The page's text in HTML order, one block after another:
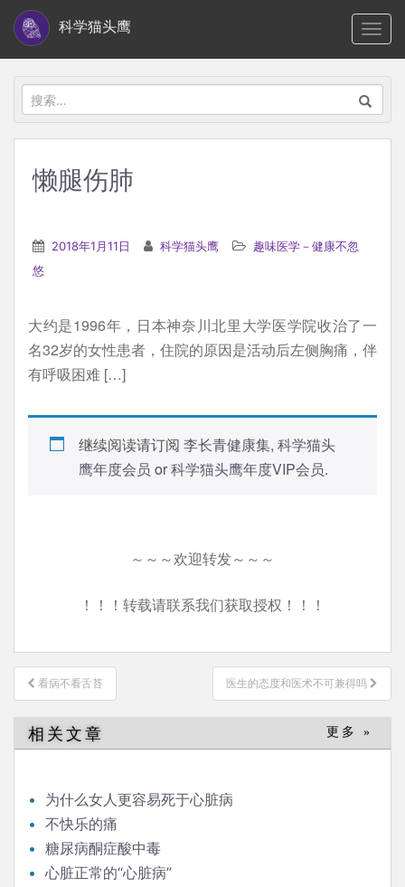
i
科学猫头鹰
搜
索：
懒腿伤肺
2018年1月11日 科学猫头鹰
趣味医学－健康不忽
悠
大约是1996年，日本神奈川北里大学医学院收治了一
名32岁的女性患者，住院的原因是活动后左侧胸痛，伴
有呼吸困难 […]
继续阅读请订阅 李长青健康集, 科学猫头
鹰年度会员 or科学猫头鹰年度VIP会员.
～～～欢迎转发～～～
！！！转载请联系我们获取授权！！！
文
章
导
航
看病不看舌苔 医生的态度和医术不可兼得吗
相关文章 更多 »
为什么女人更容易死于心脏病
不快乐的痛
糖尿病酮症酸中毒
心脏正常的“心脏病”